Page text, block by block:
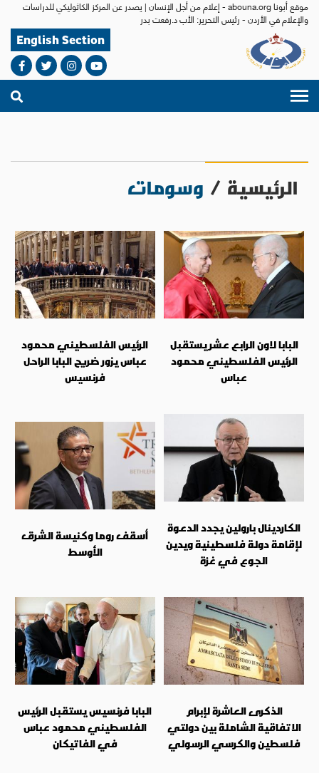
موقع أبونا abouna.org - إعلام من أجل الإنسان | يصدر عن المركز الكاثوليكي للدراسات
والإعلام في الأردن - رئيس التحرير: الأب د.رفعت بدر
English Section
الرئيسية / وسومات
البابا لاون الرابع عشر يستقبل
الرئيس الفلسطيني محمود
عباس
الرئيس الفلسطيني محمود
عباس يزور ضريح البابا الراحل
فرنسيس
الكاردينال بارولين يجدد الدعوة
لإقامة دولة فلسطينية ويدين
الجوع في غزة
أسقف روما وكنيسة الشرق
الأوسط
الذكرى العاشرة لإبرام
الاتفاقية الشاملة بين دولتي
فلسطين والكرسي الرسولي
البابا فرنسيس يستقبل الرئيس
الفلسطيني محمود عباس
في الفاتيكان